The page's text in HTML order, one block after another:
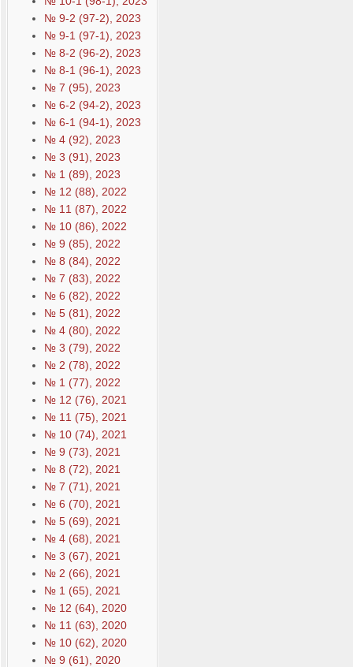
№ 9-2 (97-2), 2023
№ 9-1 (97-1), 2023
№ 8-2 (96-2), 2023
№ 8-1 (96-1), 2023
№ 7 (95), 2023
№ 6-2 (94-2), 2023
№ 6-1 (94-1), 2023
№ 4 (92), 2023
№ 3 (91), 2023
№ 1 (89), 2023
№ 12 (88), 2022
№ 11 (87), 2022
№ 10 (86), 2022
№ 9 (85), 2022
№ 8 (84), 2022
№ 7 (83), 2022
№ 6 (82), 2022
№ 5 (81), 2022
№ 4 (80), 2022
№ 3 (79), 2022
№ 2 (78), 2022
№ 1 (77), 2022
№ 12 (76), 2021
№ 11 (75), 2021
№ 10 (74), 2021
№ 9 (73), 2021
№ 8 (72), 2021
№ 7 (71), 2021
№ 6 (70), 2021
№ 5 (69), 2021
№ 4 (68), 2021
№ 3 (67), 2021
№ 2 (66), 2021
№ 1 (65), 2021
№ 12 (64), 2020
№ 11 (63), 2020
№ 10 (62), 2020
№ 9 (61), 2020